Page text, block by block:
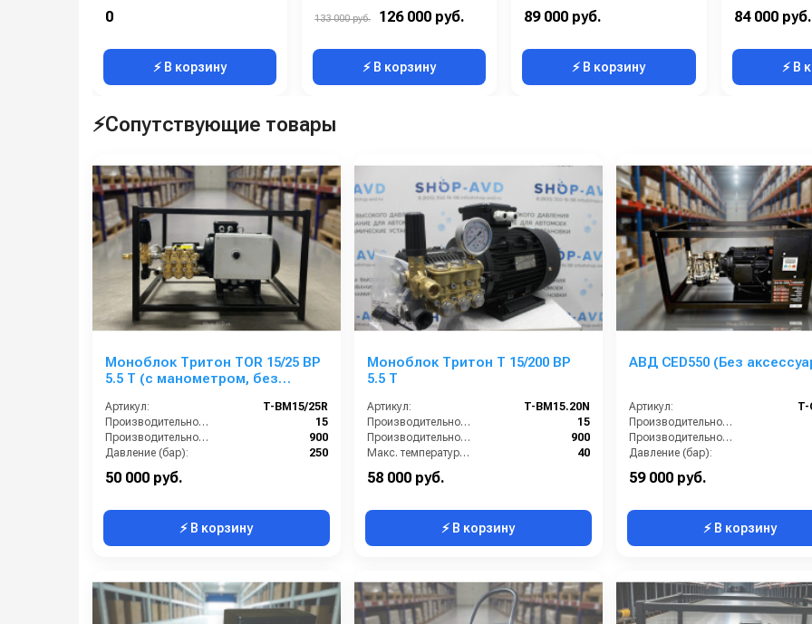
0
⚡ В корзину
Страна-производитель:
Россия
133 000 руб. 126 000 руб.
⚡ В корзину
Габаритные размеры, мм:
Давление (бар):
89 000 руб.
⚡ В корзину
Напряжение (В):
Страна-производитель:
84 000 руб.
⚡ В
⚡Сопутствующие товары
Моноблок Тритон TOR 15/25 ВР
5.5 T (с манометром, без
Артикул:
T-BM15/25R
Производительность (л/мин):
15
Производительность (л/ч):
900
Давление (бар):
250
Напряжение (В):
50 000 руб.
⚡ В корзину
Моноблок Тритон T 15/200 BP
5.5 T
Артикул:
T-BM15.20N
Производительность (л/мин):
15
Производительность (л/ч):
900
Макс. температура воды на входе (°C):
40
58 000 руб.
⚡ В корзину
АВД CED550 (Без
Артикул:
T-
Производительность (л/мин):
Производительность (л/ч):
Давление (бар):
Напряжение (В):
59 000 руб.
⚡ В корзину